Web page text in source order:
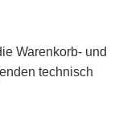
Warenkorb- und
technisch